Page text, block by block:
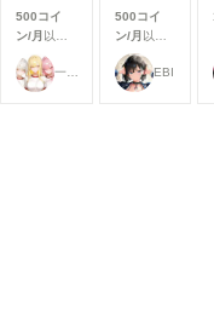
500コイ
ン/月 以上
支援すると
見ることが
できます
一軍ギャルズ
500コイ
ン/月 以上
支援すると
見ることが
できます
EBI